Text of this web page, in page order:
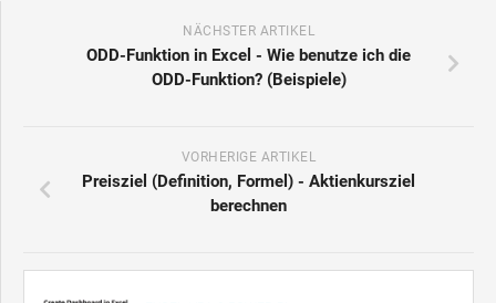
NÄCHSTER ARTIKEL
ODD-Funktion in Excel - Wie benutze ich die
ODD-Funktion? (Beispiele)
VORHERIGE ARTIKEL
Preisziel (Definition, Formel) - Aktienkursziel
berechnen